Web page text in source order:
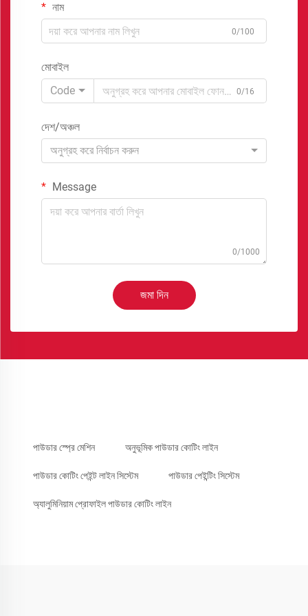
নাম
0/100
মোবাইল
Code
0/16
দেশ/অঞ্চল
অনুগ্রহ করে নির্বাচন করুন
Message
0/1000
জমা দিন
পাউডার স্প্রে মেশিন অনুভূমিক পাউডার কোটিং লাইন
পাউডার কোটিং পেইন্ট লাইন সিস্টেম পাউডার পেইন্টিং সিস্টেম
অ্যালুমিনিয়াম প্রোফাইল পাউডার কোটিং লাইন